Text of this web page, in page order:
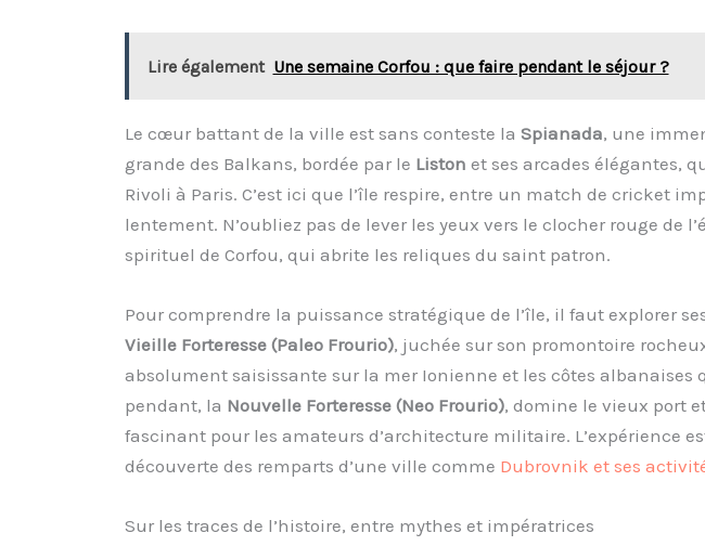
Lire également Une semaine Corfou : que faire pendant le séjour ?
Le cœur battant de la ville est sans conteste la Spianada, une
grande des Balkans, bordée par le Liston et ses arcades élégantes,
Rivoli à Paris. C’est ici que l’île respire, entre un match de cricket
lentement. N’oubliez pas de lever les yeux vers le clocher rouge de
spirituel de Corfou, qui abrite les reliques du saint patron.
Pour comprendre la puissance stratégique de l’île, il faut explorer
Vieille Forteresse (Paleo Frourio), juchée sur son promontoire
absolument saisissante sur la mer Ionienne et les côtes albanaises
pendant, la Nouvelle Forteresse (Neo Frourio), domine le vieux port
fascinant pour les amateurs d’architecture militaire. L’expérience
découverte des remparts d’une ville comme Dubrovnik et ses
Sur les traces de l’histoire, entre mythes et impératrices